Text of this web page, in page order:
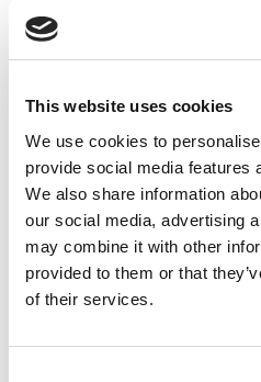
This website uses cookies
We use cookies to
provide social media features
We also share information
our social media, advertising
may combine it with other
provided to them or that
of their services.
rozwiązanie ogrodzeniowe.
Nowe
Bloków
Wkład do Ławki